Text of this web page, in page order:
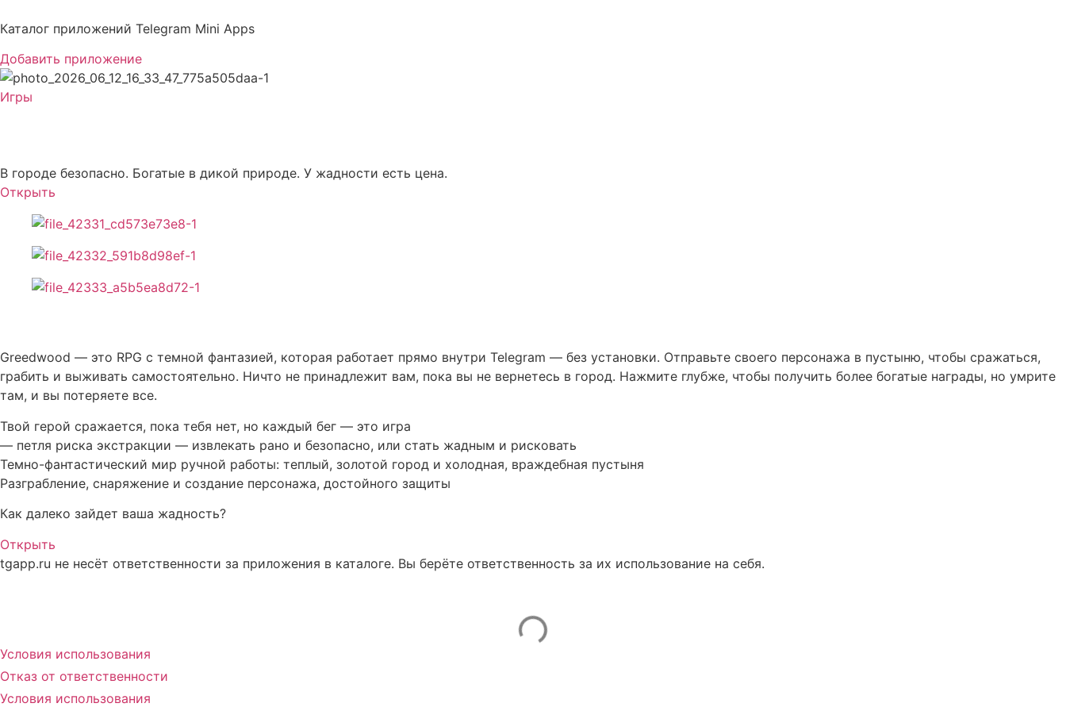
к
Каталог приложений Telegram Mini Apps
Добавить приложение
Игры
В городе безопасно. Богатые в дикой природе. У жадности есть цена.
Открыть
Greedwood — это RPG с темной фантазией, которая работает прямо внутри Telegram — без установки. Отправьте своего персонажа в пустыню, чтобы сражаться,
грабить и выживать самостоятельно. Ничто не принадлежит вам, пока вы не вернетесь в город. Нажмите глубже, чтобы получить более богатые награды, но умрите
там, и вы потеряете все.
Твой герой сражается, пока тебя нет, но каждый бег — это игра
— петля риска экстракции — извлекать рано и безопасно, или стать жадным и рисковать
Темно-фантастический мир ручной работы: теплый, золотой город и холодная, враждебная пустыня
Разграбление, снаряжение и создание персонажа, достойного защиты
Как далеко зайдет ваша жадность?
Открыть
tgapp.ru не несёт ответственности за приложения в каталоге. Вы берёте ответственность за их использование на себя.
Условия использования
Отказ от ответственности
Условия использования